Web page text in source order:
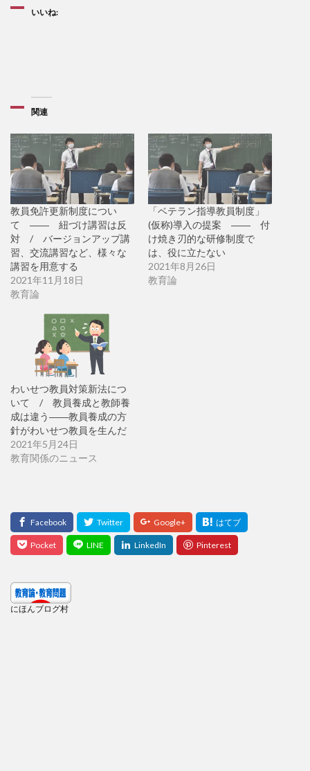
いいね:
関連
教員免許更新制度につい
て ―― 紐づけ講習は反
対 / バージョンアップ講
習、交流講習など、様々な
講習を用意する
2021年11月18日
教育論
「ベテラン指導教員制度」
(仮称)導入の提案 ―― 付
け焼き刃的な研修制度で
は、役に立たない
2021年8月26日
教育論
わいせつ教員対策新法につ
いて / 教員養成と教師養
成は違う――教員養成の方
針がわいせつ教員を生んだ
2021年5月24日
教育関係のニュース
にほんブログ村